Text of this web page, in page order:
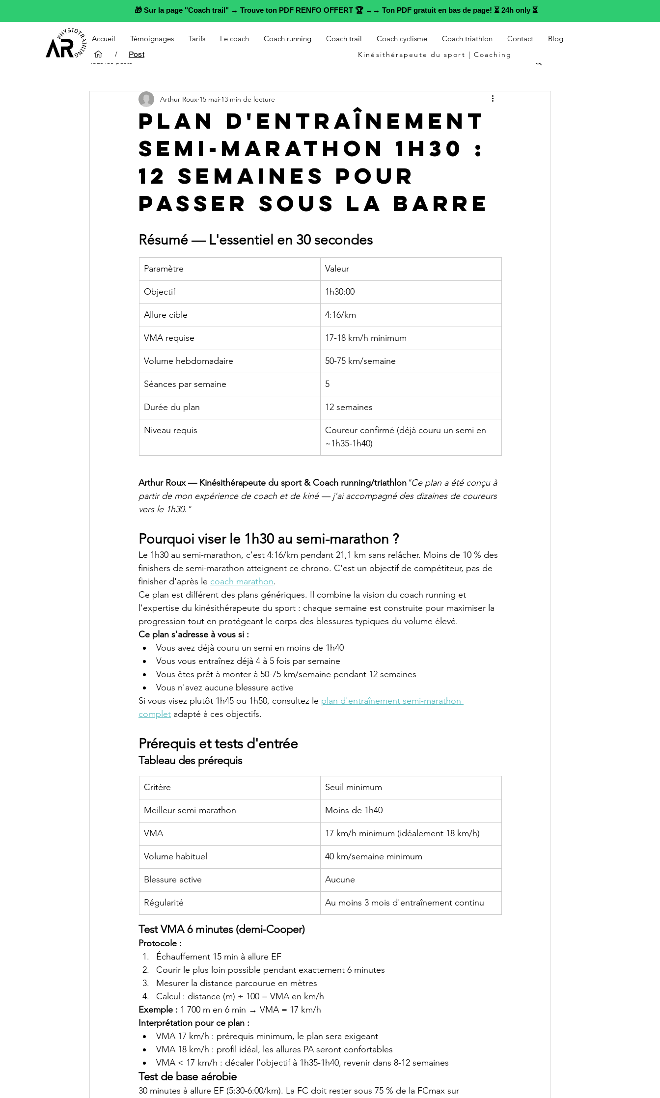
🎁 Sur la page "Coach trail" → Trouve ton PDF RENFO OFFERT 🏆 →→ Ton PDF gratuit en bas de page! ⏳ 24h only ⏳
Accueil Témoignages Tarifs Le coach Coach running Coach trail Coach cyclisme Coach triathlon Contact
Blog
/
Post Kinésithérapeute du sport | Coaching
Tous les posts
Plan d'entraînement
semi-marathon 1h30 :
12 semaines pour
passer sous la barre
Arthur Roux 15 mai 13 min de lecture
Résumé — L'essentiel en 30 secondes
Paramètre Valeur
Objectif 1h30:00
Allure cible 4:16/km
VMA requise 17-18 km/h minimum
Volume hebdomadaire 50-75 km/semaine
Séances par semaine 5
Durée du plan 12 semaines
Niveau requis
Coureur confirmé (déjà couru un semi en
~1h35-1h40)
Arthur Roux — Kinésithérapeute du sport & Coach running/triathlon "Ce plan a été conçu à
partir de mon expérience de coach et de kiné — j'ai accompagné des dizaines de coureurs
vers le 1h30."
Pourquoi viser le 1h30 au semi-marathon ?
Le 1h30 au semi-marathon, c'est 4:16/km pendant 21,1 km sans relâcher. Moins de 10 % des
finishers de semi-marathon atteignent ce chrono. C'est un objectif de compétiteur, pas de
finisher d'après le coach marathon.
Ce plan est différent des plans génériques. Il combine la vision du coach running et
l'expertise du kinésithérapeute du sport : chaque semaine est construite pour maximiser la
progression tout en protégeant le corps des blessures typiques du volume élevé.
Ce plan s'adresse à vous si :
Vous avez déjà couru un semi en moins de 1h40
Vous vous entraînez déjà 4 à 5 fois par semaine
Vous êtes prêt à monter à 50-75 km/semaine pendant 12 semaines
Vous n'avez aucune blessure active
Si vous visez plutôt 1h45 ou 1h50, consultez le plan d'entraînement semi-marathon
complet adapté à ces objectifs.
Prérequis et tests d'entrée
Tableau des prérequis
Critère Seuil minimum
Meilleur semi-marathon Moins de 1h40
VMA 17 km/h minimum (idéalement 18 km/h)
Volume habituel 40 km/semaine minimum
Blessure active Aucune
Régularité Au moins 3 mois d'entraînement continu
Test VMA 6 minutes (demi-Cooper)
Protocole :
Échauffement 15 min à allure EF
Courir le plus loin possible pendant exactement 6 minutes
Mesurer la distance parcourue en mètres
Calcul : distance (m) ÷ 100 = VMA en km/h
Exemple : 1 700 m en 6 min → VMA = 17 km/h
Interprétation pour ce plan :
VMA 17 km/h : prérequis minimum, le plan sera exigeant
VMA 18 km/h : profil idéal, les allures PA seront confortables
VMA < 17 km/h : décaler l'objectif à 1h35-1h40, revenir dans 8-12 semaines
Test de base aérobie
30 minutes à allure EF (5:30-6:00/km). La FC doit rester sous 75 % de la FCmax sur